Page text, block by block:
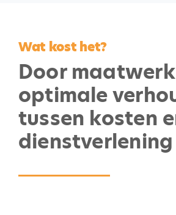
Wat kost het?
Door maatwerk
optimale
tussen kosten
dienstverlening